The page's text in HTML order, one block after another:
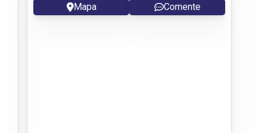
Mapa Comente